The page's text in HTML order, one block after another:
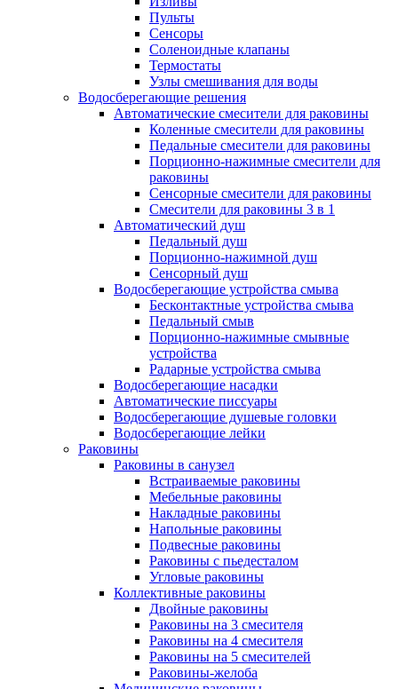
Пульты
Сенсоры
Соленоидные клапаны
Термостаты
Узлы смешивания для воды
Водосберегающие решения
Автоматические смесители для раковины
Коленные смесители для раковины
Педальные смесители для раковины
Порционно-нажимные смесители для
раковины
Сенсорные смесители для раковины
Смесители для раковины 3 в 1
Автоматический душ
Педальный душ
Порционно-нажимной душ
Сенсорный душ
Водосберегающие устройства смыва
Бесконтактные устройства смыва
Педальный смыв
Порционно-нажимные смывные
устройства
Радарные устройства смыва
Водосберегающие насадки
Автоматические писсуары
Водосберегающие душевые головки
Водосберегающие лейки
Раковины
Раковины в санузел
Встраиваемые раковины
Мебельные раковины
Накладные раковины
Напольные раковины
Подвесные раковины
Раковины с пьедесталом
Угловые раковины
Коллективные раковины
Двойные раковины
Раковины на 3 смесителя
Раковины на 4 смесителя
Раковины на 5 смесителей
Раковины-желоба